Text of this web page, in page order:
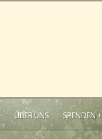
ÜBER UNS SPENDEN